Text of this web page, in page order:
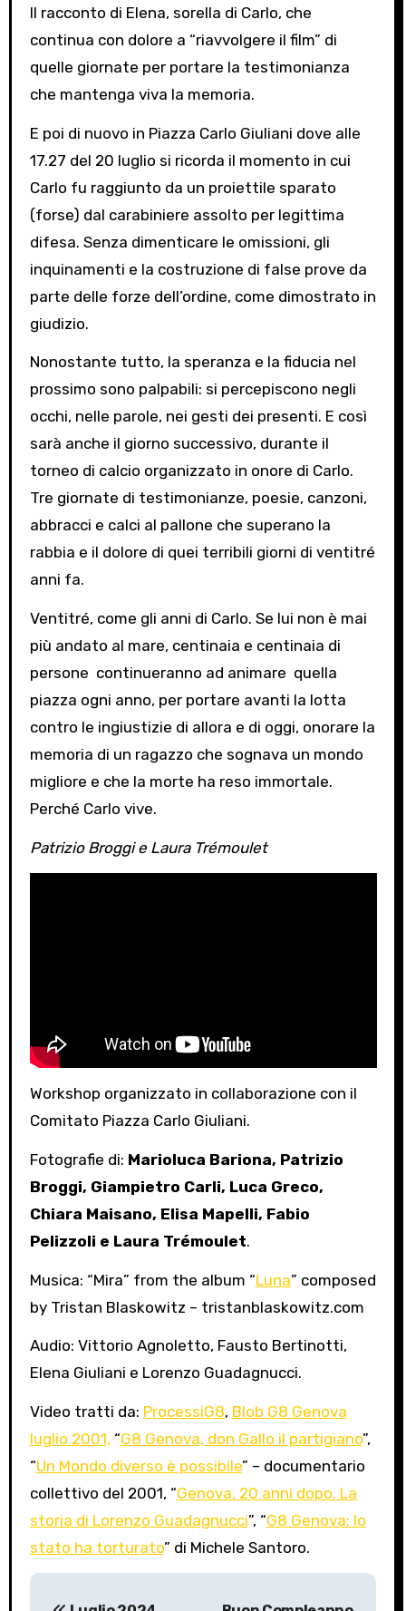
Il racconto di Elena, sorella di Carlo, che
continua con dolore a “riavvolgere il film” di
quelle giornate per portare la testimonianza
che mantenga viva la memoria.
E poi di nuovo in Piazza Carlo Giuliani dove alle
17.27 del 20 luglio si ricorda il momento in cui
Carlo fu raggiunto da un proiettile sparato
(forse) dal carabiniere assolto per legittima
difesa. Senza dimenticare le omissioni, gli
inquinamenti e la costruzione di false prove da
parte delle forze dell’ordine, come dimostrato in
giudizio.
Nonostante tutto, la speranza e la fiducia nel
prossimo sono palpabili: si percepiscono negli
occhi, nelle parole, nei gesti dei presenti. E così
sarà anche il giorno successivo, durante il
torneo di calcio organizzato in onore di Carlo.
Tre giornate di testimonianze, poesie, canzoni,
abbracci e calci al pallone che superano la
rabbia e il dolore di quei terribili giorni di ventitré
anni fa.
Ventitré, come gli anni di Carlo. Se lui non è mai
più andato al mare, centinaia e centinaia di
persone continueranno ad animare quella
piazza ogni anno, per portare avanti la lotta
contro le ingiustizie di allora e di oggi, onorare la
memoria di un ragazzo che sognava un mondo
migliore e che la morte ha reso immortale.
Perché Carlo vive.
Patrizio Broggi e Laura Trémoulet
Workshop organizzato in collaborazione con il
Comitato Piazza Carlo Giuliani.
Fotografie di: Marioluca Bariona, Patrizio
Broggi, Giampietro Carli, Luca Greco,
Chiara Maisano, Elisa Mapelli, Fabio
Pelizzoli e Laura Trémoulet.
Musica: “Mira” from the album “Luna” composed
by Tristan Blaskowitz – tristanblaskowitz.com
Audio: Vittorio Agnoletto, Fausto Bertinotti,
Elena Giuliani e Lorenzo Guadagnucci.
Video tratti da: ProcessiG8, Blob G8 Genova
luglio 2001, “G8 Genova, don Gallo il partigiano”,
“Un Mondo diverso è possibile” – documentario
collettivo del 2001, “Genova. 20 anni dopo. La
storia di Lorenzo Guadagnucci”, “G8 Genova: lo
stato ha torturato” di Michele Santoro.
P